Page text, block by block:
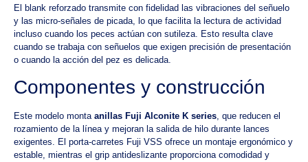
El blank reforzado transmite con fidelidad las vibraciones del señuelo
y las micro-señales de picada, lo que facilita la lectura de actividad
incluso cuando los peces actúan con sutileza. Esto resulta clave
cuando se trabaja con señuelos que exigen precisión de presentación
o cuando la acción del pez es delicada.
Componentes y construcción
Este modelo monta anillas Fuji Alconite K series, que reducen el
rozamiento de la línea y mejoran la salida de hilo durante lances
exigentes. El porta-carretes Fuji VSS ofrece un montaje ergonómico y
estable, mientras el grip antideslizante proporciona comodidad y